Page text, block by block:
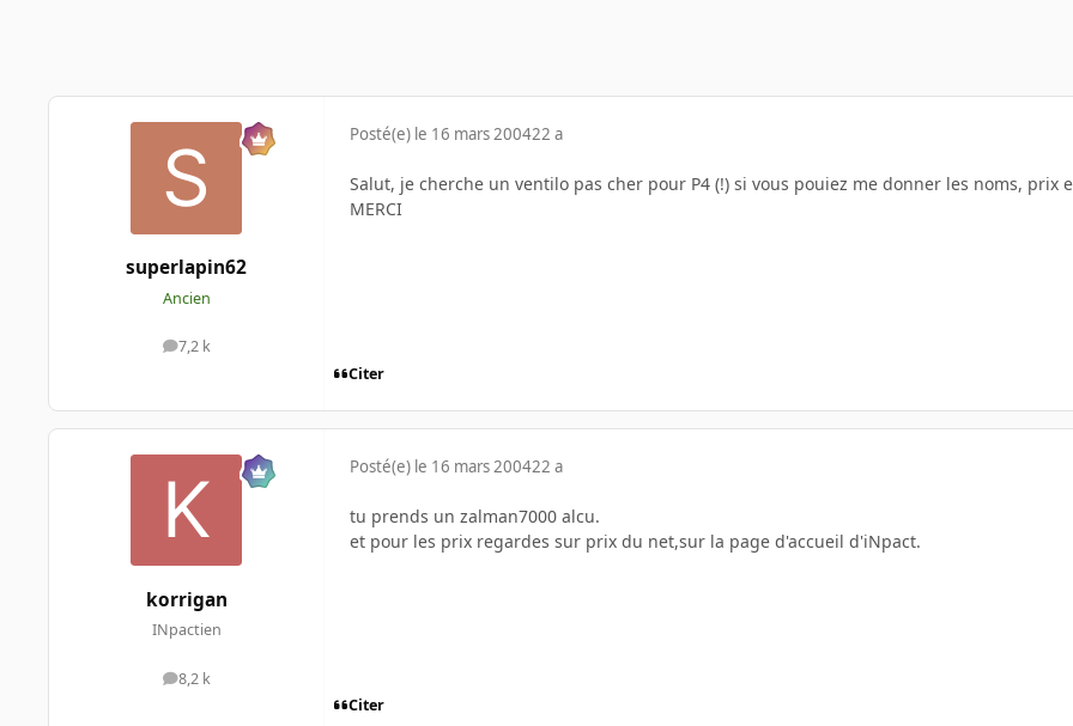
superlapin62
Ancien
7,2 k
messages
Posté(e) le 16 mars 200422 a
Salut, je cherche un ventilo pas cher pour P4 (!) si vous pouiez me donner les noms, prix
MERCI
Citer
korrigan
INpactien
8,2 k
messages
Posté(e) le 16 mars 200422 a
tu prends un zalman7000 alcu.
et pour les prix regardes sur prix du net,sur la page d'accueil d'iNpact.
Citer